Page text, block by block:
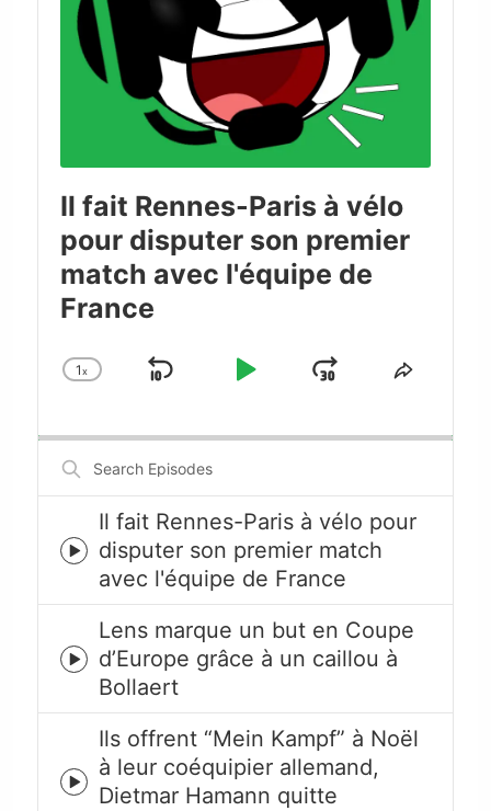
Il fait Rennes-Paris à vélo
pour disputer son premier
match avec l'équipe de
France
Change
1x
Skip
Play
JumpShare
Search
Episodes
Episode
play
icon
Il fait Rennes-Paris à vélo pour
disputer son premier match
avec l'équipe de France
Episode
play
icon
Lens marque un but en Coupe
d’Europe grâce à un caillou à
Bollaert
Episode
Ils offrent “Mein Kampf” à Noël
à leur coéquipier allemand,
Dietmar Hamann quitte